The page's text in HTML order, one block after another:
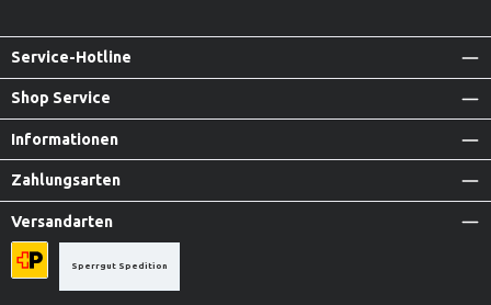
Service-Hotline
Shop Service
Informationen
Zahlungsarten
Versandarten
Priority A-Post
Sperrgut Spedition